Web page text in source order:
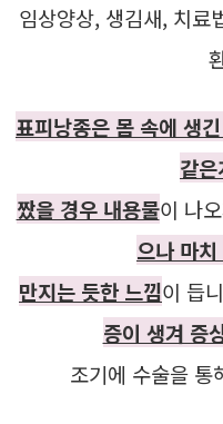
임상양상, 생김새, 치료
표피낭종은 몸 속에 생
같
짰을 경우 내용물이 나
으나 마
만지는 듯한 느낌이 듭
증이 생겨 증
조기에 수술을 통